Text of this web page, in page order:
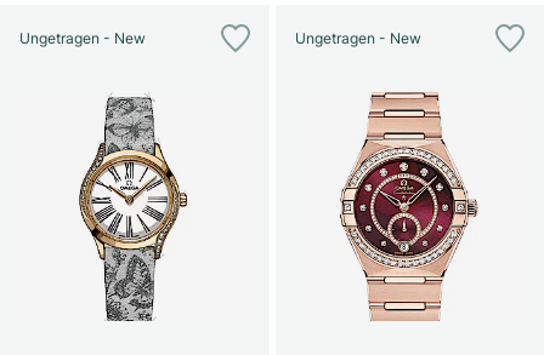
Ungetragen - New Ungetragen - New